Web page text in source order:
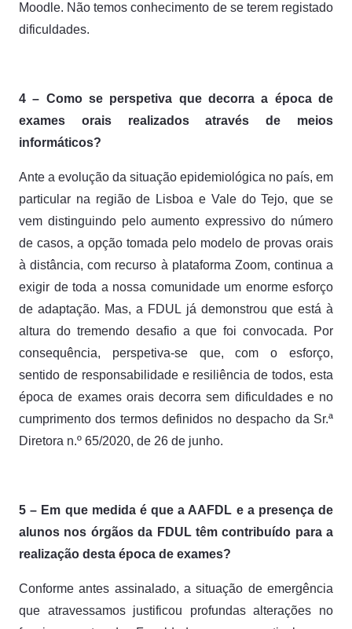
Moodle. Não temos conhecimento de se terem registado
dificuldades.
4 – Como se perspetiva que decorra a época de
exames orais realizados através de meios
informáticos?
Ante a evolução da situação epidemiológica no país, em
particular na região de Lisboa e Vale do Tejo, que se
vem distinguindo pelo aumento expressivo do número
de casos, a opção tomada pelo modelo de provas orais
à distância, com recurso à plataforma Zoom, continua a
exigir de toda a nossa comunidade um enorme esforço
de adaptação. Mas, a FDUL já demonstrou que está à
altura do tremendo desafio a que foi convocada. Por
consequência, perspetiva-se que, com o esforço,
sentido de responsabilidade e resiliência de todos, esta
época de exames orais decorra sem dificuldades e no
cumprimento dos termos definidos no despacho da Sr.ª
Diretora n.º 65/2020, de 26 de junho.
5 – Em que medida é que a AAFDL e a presença de
alunos nos órgãos da FDUL têm contribuído para a
realização desta época de exames?
Conforme antes assinalado, a situação de emergência
que atravessamos justificou profundas alterações no